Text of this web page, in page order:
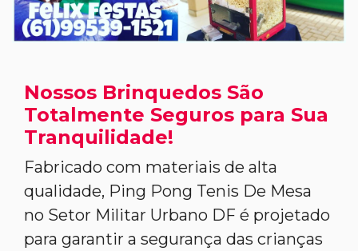
Nossos Brinquedos São
Totalmente Seguros para Sua
Tranquilidade!
Fabricado com materiais de alta
qualidade, Ping Pong Tenis De Mesa
no Setor Militar Urbano DF é projetado
para garantir a segurança das crianças